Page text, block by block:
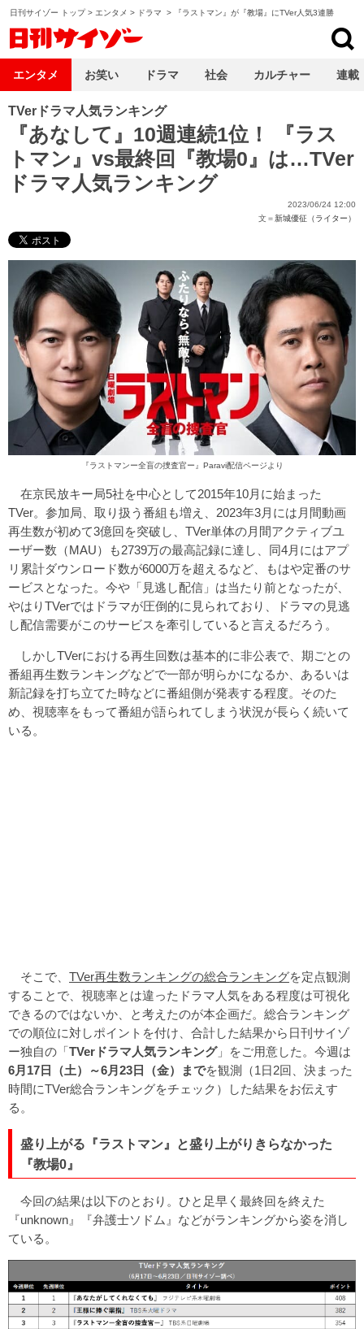
日刊サイゾー トップ> エンタメ > ドラマ > 『ラストマン』が『教場』にTVer人気3連勝
TVerドラマ人気ランキング
『あなして』10週連続1位！ 『ラス
トマン』vs最終回『教場0』は…TVer
ドラマ人気ランキング
2023/06/24 12:00
文＝新城優征（ライター）
『ラストマンー全盲の捜査官ー』Paravi配信ページより
在京民放キー局5社を中心として2015年10月に始まった
TVer。参加局、取り扱う番組も増え、2023年3月には月間動画
再生数が初めて3億回を突破し、TVer単体の月間アクティブユ
ーザー数（MAU）も2739万の最高記録に達し、同4月にはアプ
リ累計ダウンロード数が6000万を超えるなど、もはや定番のサ
ービスとなった。今や「見逃し配信」は当たり前となったが、
やはりTVerではドラマが圧倒的に見られており、ドラマの見逃
し配信需要がこのサービスを牽引していると言えるだろう。
しかしTVerにおける再生回数は基本的に非公表で、期ごとの
番組再生数ランキングなどで一部が明らかになるか、あるいは
新記録を打ち立てた時などに番組側が発表する程度。そのた
め、視聴率をもって番組が語られてしまう状況が長らく続いて
いる。
そこで、 TVer再生数ランキングの総合ランキングを定点観測
することで、視聴率とは違ったドラマ人気をある程度は可視化
できるのではないか、と考えたのが本企画だ。総合ランキング
での順位に対しポイントを付け、合計した結果から日刊サイゾ
ー独自の「TVerドラマ人気ランキング」をご用意した。今週は
6月17日（土）～6月23日（金）までを観測（1日2回、決まった
時間にTVer総合ランキングをチェック）した結果をお伝えす
る。
盛り上がる『ラストマン』と盛り上がりきらなかった
『教場0』
今回の結果は以下のとおり。ひと足早く最終回を終えた
『unknown』『弁護士ソドム』などがランキングから姿を消し
ている。
エンタメ お笑い ドラマ 社会 カルチャー 連載